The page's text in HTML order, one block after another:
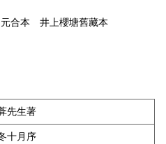
合本 井上櫻塘舊藏本
先生著
十月序